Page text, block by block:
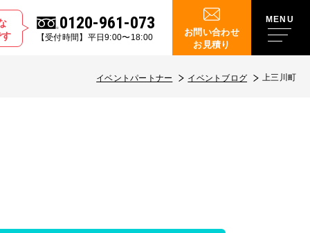
0120-961-073
【受付時間】平日9:00〜18:00
お問い合わせ
お見積り
イベントパートナー イベントブログ 上三川町